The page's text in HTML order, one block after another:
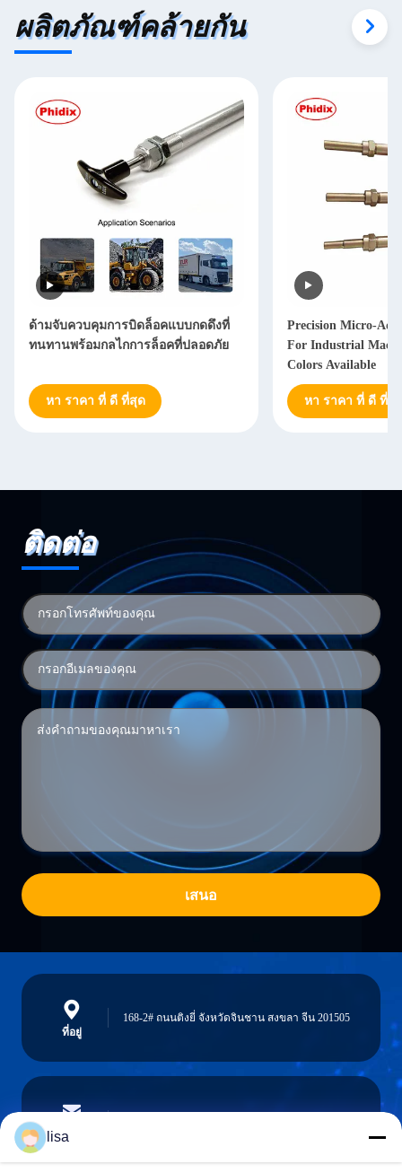
ผลิตภัณฑ์คล้ายกัน
ด้ามจับควบคุมการบิดล็อคแบบกดดึงที่
ทนทานพร้อมกลไกการล็อคที่ปลอดภัย
หา ราคา ที่ ดี ที่สุด
Precision Micro-
For Industrial
Colors Available
หา ราคา ที่ ดี ที่สุ
ติดต่อ
เสนอ
ที่อยู่
168-2# ถนนติงยี่ จังหวัดจินชาน สงขลา จีน 201505
อีเมล
lisa